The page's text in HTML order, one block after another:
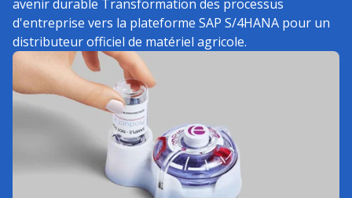
avenir durable Transformation des processus
d'entreprise vers la plateforme SAP S/4HANA pour un
distributeur officiel de matériel agricole.